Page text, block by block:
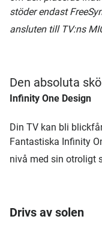
stöder endast
ansluten till TV:ns
Den absoluta
Infinity One Design
Din TV kan bli
Fantastiska Infinity
nivå med sin otroligt
Drivs av solen